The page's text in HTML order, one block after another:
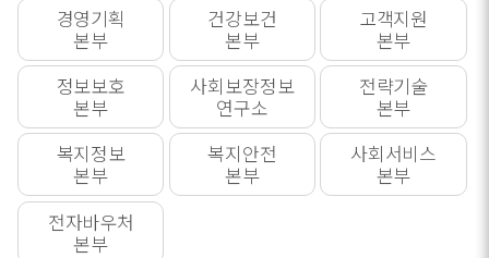
경영기획
본부
건강보건
본부
고객지원
본부
정보보호
본부
사회보장정보
연구소
전략기술
본부
복지정보
본부
복지안전
본부
사회서비스
본부
전자바우처
본부